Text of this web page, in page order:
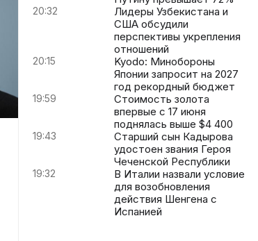
20:32
Лидеры Узбекистана и
США обсудили
перспективы укрепления
отношений
20:15
Kyodo: Минобороны
Японии запросит на 2027
год рекордный бюджет
19:59
Стоимость золота
впервые с 17 июня
поднялась выше $4 400
19:43
Старший сын Кадырова
удостоен звания Героя
Чеченской Республики
19:32
В Италии назвали условие
для возобновления
действия Шенгена с
Испанией